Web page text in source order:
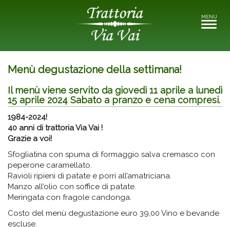
MENU
Toggle
Menù degustazione della settimana!
Il menù viene servito da giovedì 11 aprile a lunedì
15 aprile 2024 Sabato a pranzo e cena compresi.
1984-2024!
40 anni di trattoria Via Vai !
Grazie a voi!
Sfogliatina con spuma di formaggio salva cremasco con
peperone caramellato.
Ravioli ripieni di patate e porri all’amatriciana.
Manzo all’olio con soffice di patate.
Meringata con fragole candonga.
Costo del menù degustazione euro 39,00 Vino e bevande
escluse.